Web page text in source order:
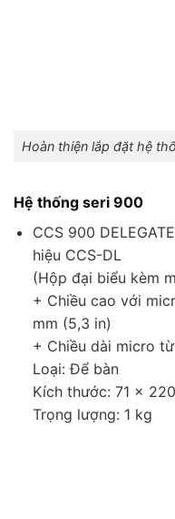
Hoàn thiện lắp đặt hệ
Hệ thống seri 900
CCS 900
hiệu CCS-DL
(Hộp đại biểu kèm
+ Chiều cao với
mm (5,3 in)
+ Chiều dài micro
Loại: Để bàn
Kích thước: 71 x
Trọng lượng: 1 kg